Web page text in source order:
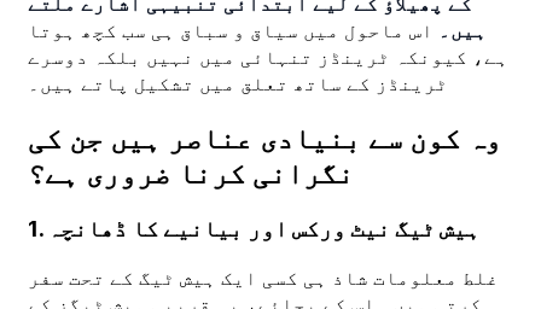
ہیں۔ اس ماحول میں سیاق و سباق ہی سب کچھ ہوتا
ہے، کیونکہ ٹرینڈز تنہائی میں نہیں بلکہ دوسرے
ٹرینڈز کے ساتھ تعلق میں تشکیل پاتے ہیں۔
وہ کون سے بنیادی عناصر ہیں جن کی
نگرانی کرنا ضروری ہے؟
1. ہیش ٹیگ نیٹ ورکس اور بیانیے کا ڈھانچہ
غلط معلومات شاذ ہی کسی ایک ہیش ٹیگ کے تحت سفر